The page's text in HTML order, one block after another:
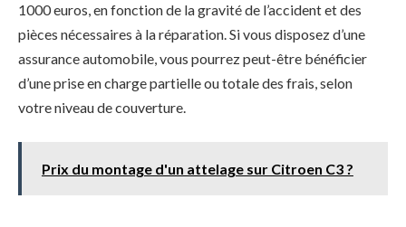
1000 euros, en fonction de la gravité de l’accident et des
pièces nécessaires à la réparation. Si vous disposez d’une
assurance automobile, vous pourrez peut-être bénéficier
d’une prise en charge partielle ou totale des frais, selon
votre niveau de couverture.
Prix du montage d'un attelage sur Citroen C3 ?